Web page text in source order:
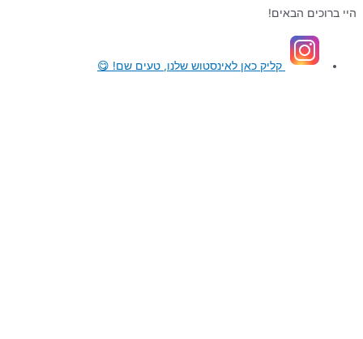
דילוג
היי ברוכים הבאים!
קליק כאן לאינסטוש שלנו, טעים שם! 😋